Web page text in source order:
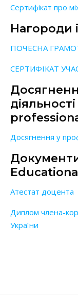
Сертифікат про
Нагороди
ПОЧЕСНА
СЕРТИФІКАТ
Досягнення у
Атестат доцента
Диплом члена-
України